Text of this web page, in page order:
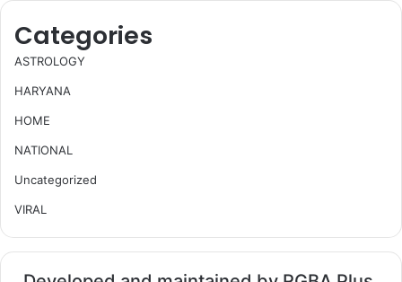
Categories
ASTROLOGY
HARYANA
HOME
NATIONAL
Uncategorized
VIRAL